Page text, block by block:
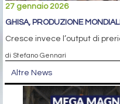
27 gennaio 2026
GHISA, PRODUZIONE
Cresce invece l’output di
di Stefano Gennari
Altre News